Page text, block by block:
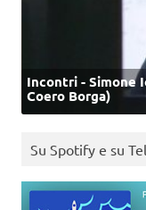
Incontri - Simone
Coero Borga)
Su Spotify e su